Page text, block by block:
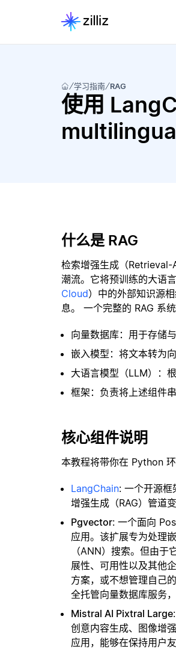
学习指南 RAG
使用
什么是 RAG
检索增强生成（
潮流。它将预训练的大语
Cloud）中的外部知识源
息。 一个完整的 RAG 系
向量数据库：用于存储
嵌入模型：将文本转为
大语言模型（LLM）：
框架：负责将上述组件
核心组件说明
本教程将带你在 Python
LangChain: 一个开源框
增强生成（RAG）管道变
Pgvector: 一个面向
应用。该扩展专为处理
（ANN）搜索。但由
展性、可用性以及其他
方案，或不想管理自己
全托管向量数据库服务
Mistral AI Pixtral Large
创意内容生成、图像增
应用，能够在保持用户